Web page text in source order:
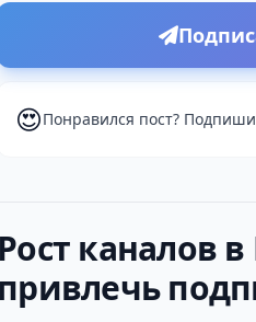
😍Понравился пост?
Рост каналов в
привлечь